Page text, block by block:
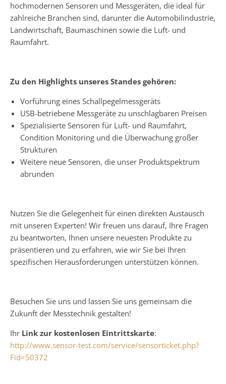
hochmodernen Sensoren und Messgeräten, die ideal für
zahlreiche Branchen sind, darunter die Automobilindustrie,
Landwirtschaft, Baumaschinen sowie die Luft- und
Raumfahrt.
Zu den Highlights unseres Standes gehören:
Vorführung eines Schallpegelmessgeräts
USB-betriebene Messgeräte zu unschlagbaren Preisen
Spezialisierte Sensoren für Luft- und Raumfahrt,
Condition Monitoring und die Überwachung großer
Strukturen
Weitere neue Sensoren, die unser Produktspektrum
abrunden
Nutzen Sie die Gelegenheit für einen direkten Austausch
mit unseren Experten! Wir freuen uns darauf, Ihre Fragen
zu beantworten, Ihnen unsere neuesten Produkte zu
präsentieren und zu erfahren, wie wir Sie bei Ihren
spezifischen Herausforderungen unterstützen können.
Besuchen Sie uns und lassen Sie uns gemeinsam die
Zukunft der Messtechnik gestalten!
Ihr Link zur kostenlosen Eintrittskarte:
http://www.sensor-test.com/service/sensorticket.php?
Fid=50372